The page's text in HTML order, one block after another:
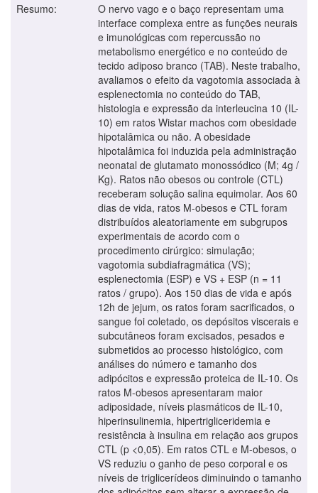
Resumo:
O nervo vago e o baço representam uma
interface complexa entre as funções neurais
e imunológicas com repercussão no
metabolismo energético e no conteúdo de
tecido adiposo branco (TAB). Neste trabalho,
avaliamos o efeito da vagotomia associada à
esplenectomia no conteúdo do TAB,
histologia e expressão da interleucina 10 (IL-
10) em ratos Wistar machos com obesidade
hipotalâmica ou não. A obesidade
hipotalâmica foi induzida pela administração
neonatal de glutamato monossódico (M; 4g /
Kg). Ratos não obesos ou controle (CTL)
receberam solução salina equimolar. Aos 60
dias de vida, ratos M-obesos e CTL foram
distribuídos aleatoriamente em subgrupos
experimentais de acordo com o
procedimento cirúrgico: simulação;
vagotomia subdiafragmática (VS);
esplenectomia (ESP) e VS + ESP (n = 11
ratos / grupo). Aos 150 dias de vida e após
12h de jejum, os ratos foram sacrificados, o
sangue foi coletado, os depósitos viscerais e
subcutâneos foram excisados, pesados e
submetidos ao processo histológico, com
análises do número e tamanho dos
adipócitos e expressão proteica de IL-10. Os
ratos M-obesos apresentaram maior
adiposidade, níveis plasmáticos de IL-10,
hiperinsulinemia, hipertrigliceridemia e
resistência à insulina em relação aos grupos
CTL (p <0,05). Em ratos CTL e M-obesos, o
VS reduziu o ganho de peso corporal e os
níveis de triglicerídeos diminuindo o tamanho